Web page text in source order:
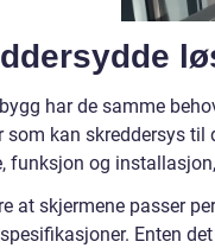
har de samme
som kan skreddersys
funksjon og
at skjermene passer
Enten